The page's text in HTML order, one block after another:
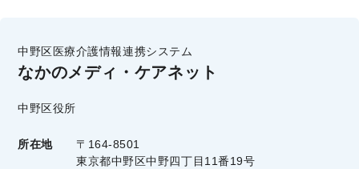
中野区医療介護情報連携システム
なかのメディ・ケアネット
中野区役所
所在地
〒164-8501
東京都中野区中野四丁目11番19号